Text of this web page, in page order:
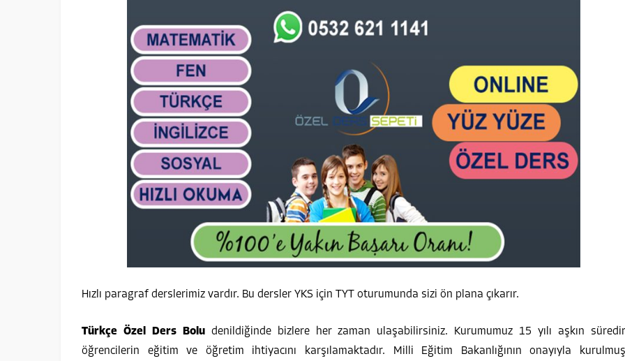
Hızlı paragraf derslerimiz vardır. Bu dersler YKS için TYT oturumunda sizi ön plana çıkarır.
Türkçe Özel Ders Boludenildiğinde bizlere her zaman ulaşabilirsiniz. Kurumumuz 15 yılı aşkın süredir
öğrencilerin eğitim ve öğretim ihtiyacını karşılamaktadır. Milli Eğitim Bakanlığının onayıyla kurulmuş